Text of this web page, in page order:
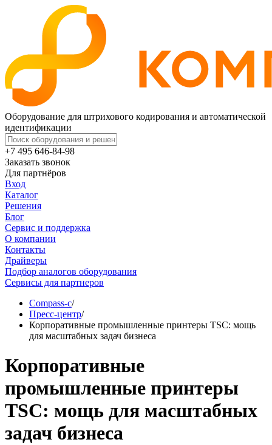
Оборудование для штрихового кодирования и автоматической
идентификации
+7 495 646-84-98
Заказать звонок
Для партнёров
Вход
Каталог
Решения
Блог
Сервис и поддержка
О компании
Контакты
Драйверы
Подбор аналогов оборудования
Сервисы для партнеров
Compass-c/
Пресс-центр/
Корпоративные промышленные принтеры TSC: мощь
для масштабных задач бизнеса
Корпоративные
промышленные принтеры
TSC: мощь для масштабных
задач бизнеса